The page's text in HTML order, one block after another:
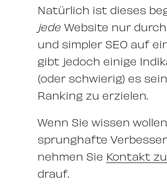
Natürlich ist dieses
jede Website nur
und simpler SEO auf
gibt jedoch einige
(oder schwierig) es
Ranking zu erzielen.
Wenn Sie wissen
sprunghafte
nehmen Sie Kontakt zu
drauf.